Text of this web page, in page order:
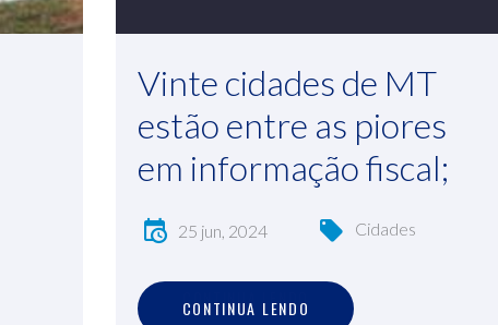
Vinte cidades de MT
estão entre as piores
em informação fiscal;
25 jun, 2024 Cidades
CO NTINUA L END O
CONTINUA LENDO